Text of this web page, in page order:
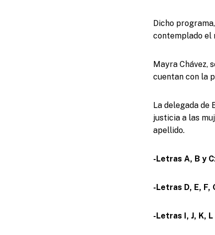
Dicho
contemplado el
Mayra Chávez,
cuentan con la
La delegada de
justicia a las
apellido.
-Letras A, B y C
-Letras D, E, F,
-Letras I, J, K, L